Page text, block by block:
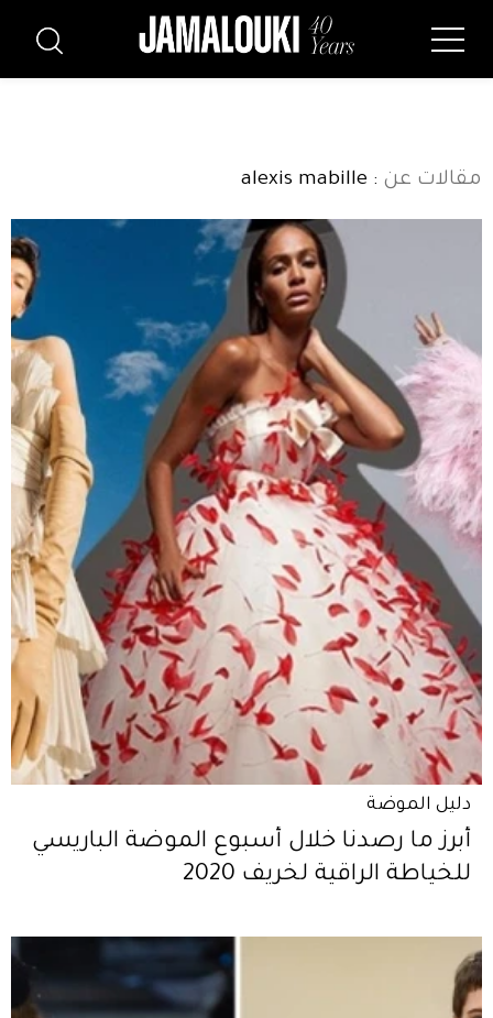
مقالات عن : alexis mabille
دليل الموضة
أبرز ما رصدنا خلال أسبوع الموضة الباريسي
للخياطة الراقية لخريف 2020